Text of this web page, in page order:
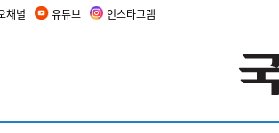
채널 유튜브 인스타그램